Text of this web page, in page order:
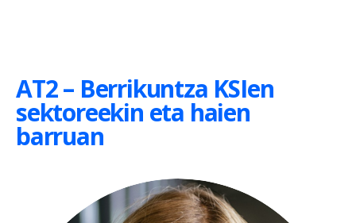
AT2 – Berrikuntza KSIen
sektoreekin eta haien
barruan